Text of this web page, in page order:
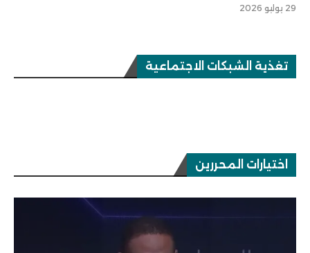
29 يوليو 2026
تغذية الشبكات الاجتماعية
اختيارات المحررين